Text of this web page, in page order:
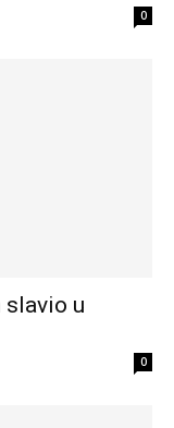
0
slavio u
0